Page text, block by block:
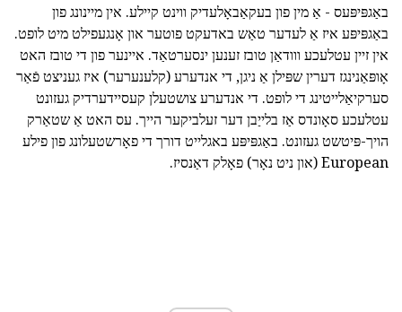
באַגפּיפּעס - אַ מין פון בעקאַבאָלעדיק ווינט קיילע. אין מיינונג פון
באַגפּיפּע איז אַ לעדער טאַש באדעקט פוטער און אָנגעפילט מיט לופט.
אין זיין עטלעכע ווודאַן טובז זענען ינסערטאַד. איינער פון די טובז האט
אָופּאַנינגז דערין שפּילן אַ ניגן, די אנדערע (קלענערער) איז געניצט פֿאַר
סערקיאַלייטינג די לופט. די אנדערע צושטעלן קעסיידערדיק געזונט
עטלעכע סאָונדס אַז בלייַבן דער זעלביקער הייך. עס האט אַ שטאַרק
הויך-פּיטשט געזונט. באַגפּיפּע באגלייט דורך די פאָרשטעלונג פון פילע
European (און ניט נאָר) פאָלק דאַנסיז.